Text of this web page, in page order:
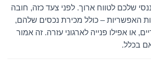
שלכם לטווח ארוך. לפני צעד כזה, חובה
האפשריות – כולל מכירת נכסים שלהם,
או אפילו פנייה לארגוני עזרה. זה אמור
בכלל.